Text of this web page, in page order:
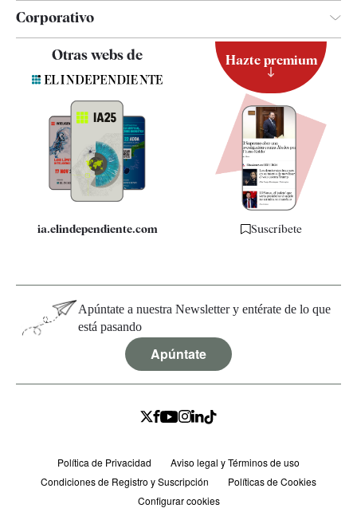
Corporativo
Contacto
Quiénes somos
Especificaciones
Otras webs de
ia.elindependiente.com
Hazte premium
Suscríbete
Apúntate a nuestra Newsletter y entérate de lo que
está pasando
Apúntate
Política de Privacidad
Aviso legal y Términos de uso
Condiciones de Registro y Suscripción
Políticas de Cookies
Configurar cookies